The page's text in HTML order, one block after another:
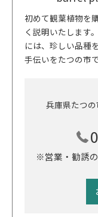
初めて観葉植物を
く説明いたします
には、珍しい品種
手伝いをたつの市
兵庫県たつ
※営業・勧誘の